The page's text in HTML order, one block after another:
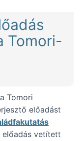
Tomori-
Tomori
előadást
előadás vetített